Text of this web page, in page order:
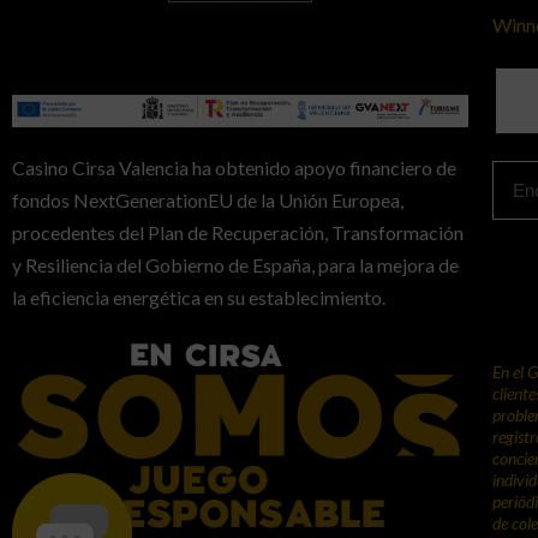
Casino Cirsa Valencia ha obtenido apoyo financiero de
fondos NextGenerationEU de la Unión Europea,
procedentes del Plan de Recuperación, Transformación
y Resiliencia del Gobierno de España, para la mejora de
la eficiencia energética en su establecimiento.
En el
de